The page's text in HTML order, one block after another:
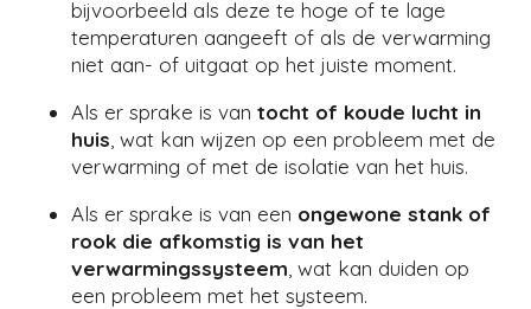
bijvoorbeeld als deze te hoge of te lage
temperaturen aangeeft of als de verwarming
niet aan- of uitgaat op het juiste moment.
Als er sprake is van tocht of koude lucht in
huis , wat kan wijzen op een probleem met de
verwarming of met de isolatie van het huis.
Als er sprake is van een ongewone stank of
rook die afkomstig is van het
verwarmingssysteem , wat kan duiden op
een probleem met het systeem.